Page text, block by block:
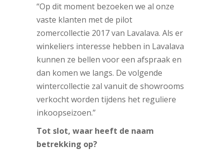
“Op dit moment bezoeken we al onze
vaste klanten met de pilot
zomercollectie 2017 van Lavalava. Als er
winkeliers interesse hebben in Lavalava
kunnen ze bellen voor een afspraak en
dan komen we langs. De volgende
wintercollectie zal vanuit de showrooms
verkocht worden tijdens het reguliere
inkoopseizoen.”
Tot slot, waar heeft de naam
betrekking op?